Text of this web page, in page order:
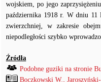
wojskiem, po jego
października 1918 r. W dniu 11
zwierzchniej, w zakresie
niepodległości szybko
Źródła
Podobne guziki na stronie
Boczkowski W.,